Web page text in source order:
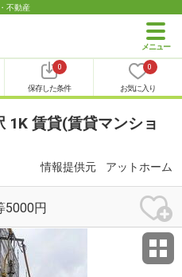
不動産
0
保存した条件
0
お気に入り
1K 賃貸(賃貸マンショ
情報提供元 アットホーム
5000円